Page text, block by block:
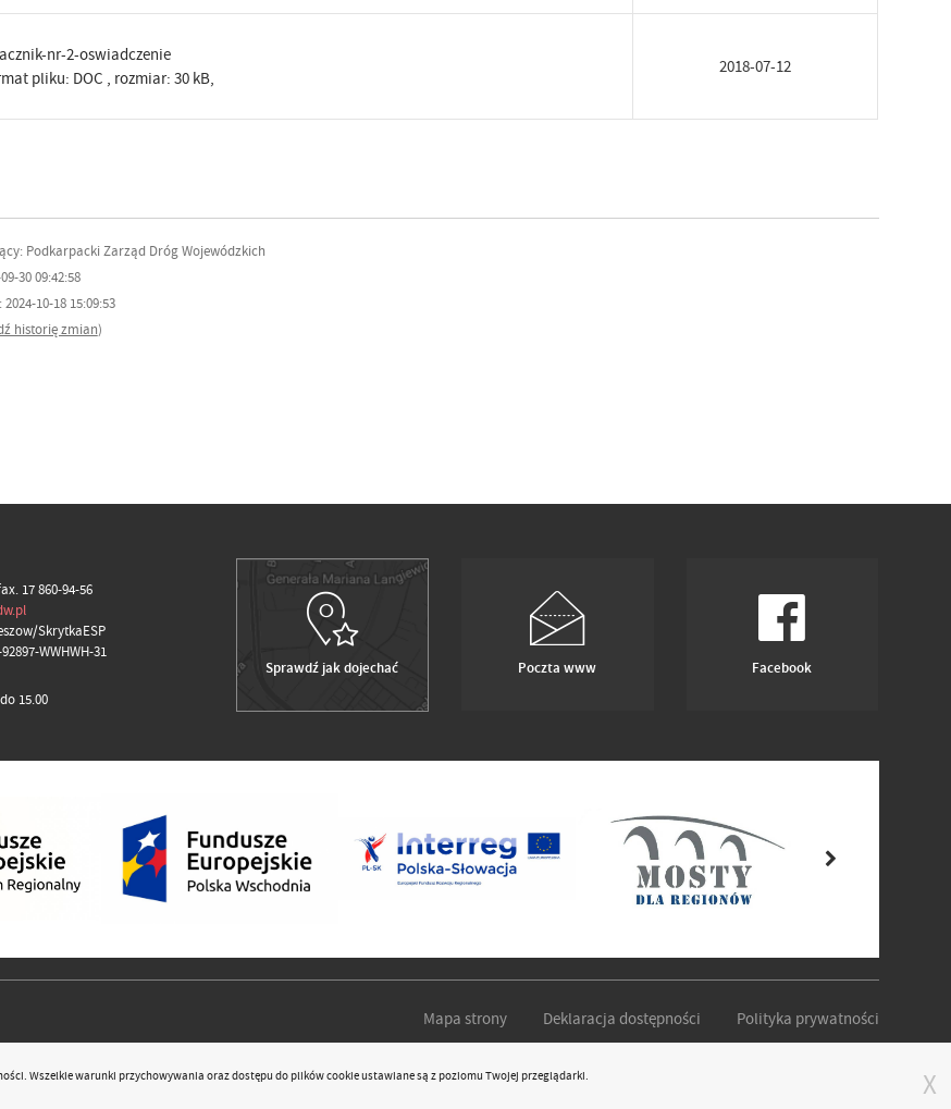
nr-2-oswiadczenie
pliku: DOC , rozmiar: 30 kB,
2018-07-12
Podkarpacki Zarząd Dróg Wojewódzkich
30 09:42:58
10-18 15:09:53
historię zmian)
17 860-94-56
SkrytkaESP
WWHWH-31
15.00
Sprawdź jak dojechać Poczta www Facebook
Mapa strony Deklaracja dostępności Polityka prywatności
X
. Wszelkie warunki przychowywania oraz dostępu do plików cookie ustawiane są z poziomu Twojej przeglądarki.